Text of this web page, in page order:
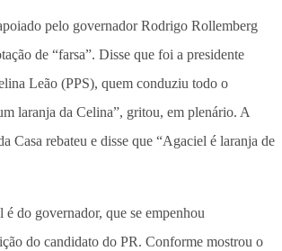
pelo governador Rodrigo Rollemberg
de “farsa”. Disse que foi a presidente
Leão (PPS), quem conduziu todo o
laranja da Celina”, gritou, em plenário. A
Casa rebateu e disse que “Agaciel é laranja de
do governador, que se empenhou
do candidato do PR. Conforme mostrou o